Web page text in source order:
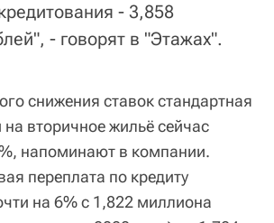
- 3,858
- говорят в "Этажах".
снижения ставок стандартная
на вторичное жильё сейчас
напоминают в компании.
переплата по кредиту
на 6% с 1,822 миллиона